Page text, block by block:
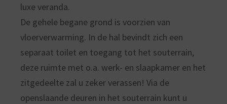
luxe veranda.
De gehele begane grond is voorzien van
vloerverwarming. In de hal bevindt zich een
separaat toilet en toegang tot het souterrain,
deze ruimte met o.a. werk- en slaapkamer en het
zitgedeelte zal u zeker verassen! Via de
openslaande deuren in het souterrain kunt u